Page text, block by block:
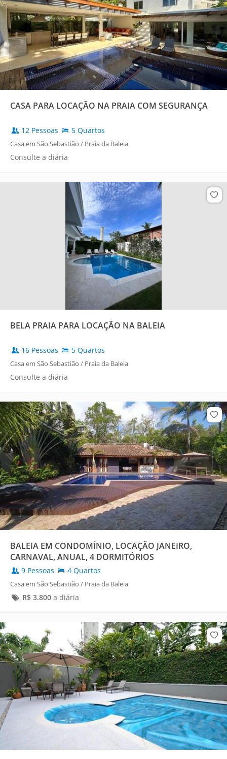
CASA PARA LOCAÇÃO NA PRAIA COM SEGURANÇA
12 Pessoas 5 Quartos
Casa em São Sebastião / Praia da Baleia
Consulte a diária
BELA PRAIA PARA LOCAÇÃO NA BALEIA
16 Pessoas 5 Quartos
Casa em São Sebastião / Praia da Baleia
Consulte a diária
BALEIA EM CONDOMÍNIO, LOCAÇÃO JANEIRO,
CARNAVAL, ANUAL, 4 DORMITÓRIOS
9 Pessoas 4 Quartos
Casa em São Sebastião / Praia da Baleia
R$ 3.800a diária